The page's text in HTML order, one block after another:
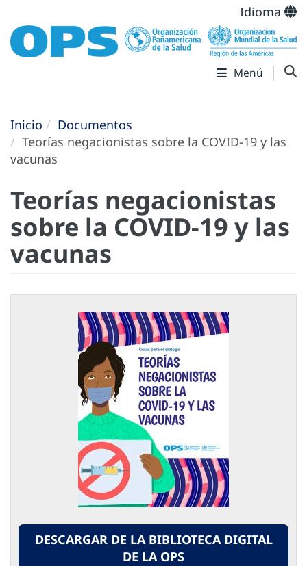
Idioma
Menú
Inicio
Documentos
Teorías negacionistas sobre la COVID-19 y las
vacunas
Teorías negacionistas
sobre la COVID-19 y las
vacunas
DESCARGAR DE LA BIBLIOTECA DIGITAL
DE LA OPS